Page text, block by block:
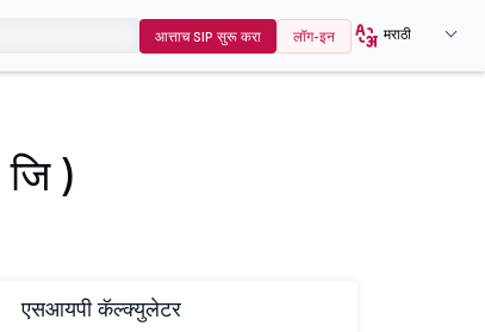
आत्ताच SIP सुरू करा लॉग-इन मराठी
)
एसआयपी कॅल्क्युलेटर